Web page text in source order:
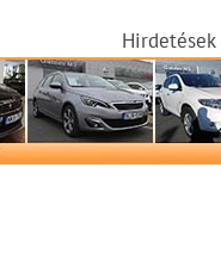
Hirdetések